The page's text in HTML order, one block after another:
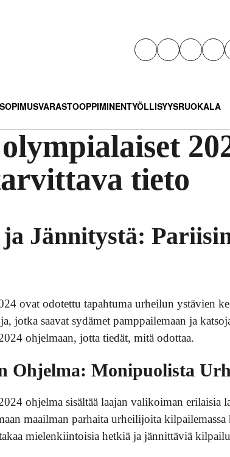
VARASTOOPPIMINENTYÖLLISYYSRUOKALA
tieto
Jännitystä:
ovat odotettu tapahtuma urheilun ystävien
jotka saavat sydämet pamppailemaan ja
ohjelmaan, jotta tiedät, mitä odottaa.
Ohjelma: Monipuolista
ohjelma sisältää laajan valikoiman
maailman parhaita urheilijoita
mielenkiintoisia hetkiä ja jännittäviä